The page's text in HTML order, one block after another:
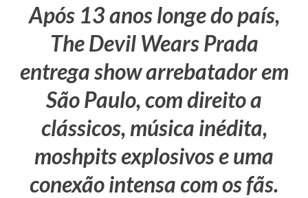
Após 13 anos longe do país,
The Devil Wears Prada
entrega show arrebatador em
São Paulo, com direito a
clássicos, música inédita,
moshpits explosivos e uma
conexão intensa com os fãs.